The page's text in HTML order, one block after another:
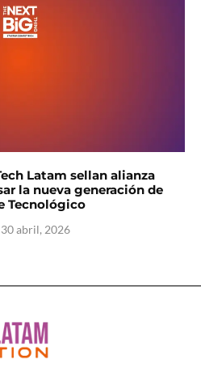
Latam sellan alianza
la nueva generación de
Tecnológico
30 abril, 2026